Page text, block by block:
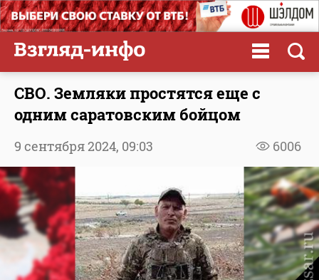
СВО. Земляки простятся еще с
одним саратовским бойцом
6006
9 сентября 2024, 09:03